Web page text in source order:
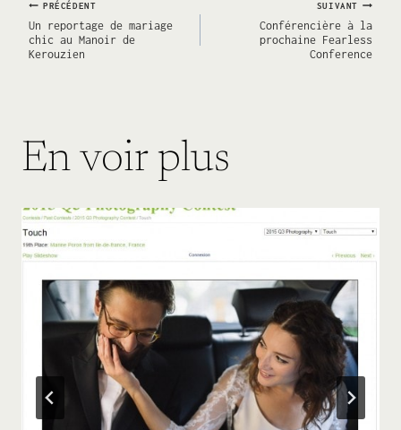
Navigation
de
PRÉCÉDENT
Un reportage de mariage
chic au Manoir de
Kerouzien
SUIVANT
Conférencière à la
prochaine Fearless
Conference
En voir plus